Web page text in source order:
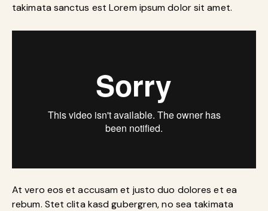
takimata sanctus est Lorem ipsum dolor sit amet.
At vero eos et accusam et justo duo dolores et ea
rebum. Stet clita kasd gubergren, no sea takimata